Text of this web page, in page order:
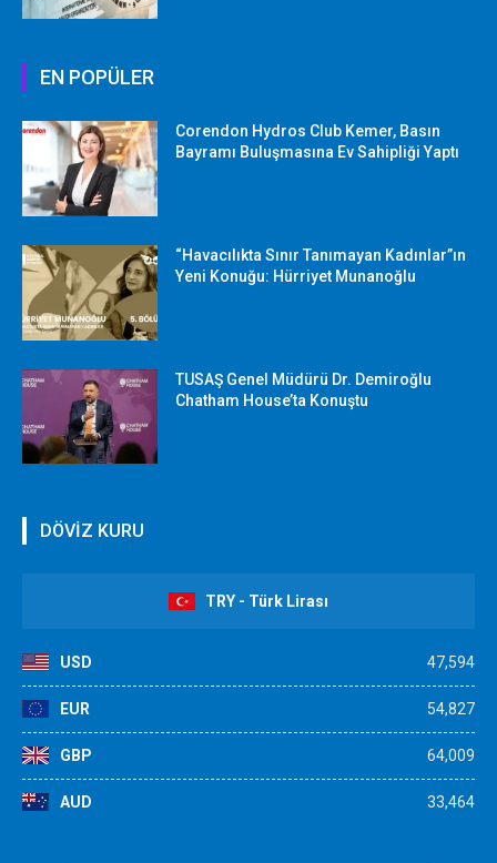
EN POPÜLER
Corendon Hydros Club Kemer, Basın
Bayramı Buluşmasına Ev Sahipliği Yaptı
“Havacılıkta Sınır Tanımayan Kadınlar”ın
Yeni Konuğu: Hürriyet Munanoğlu
TUSAŞ Genel Müdürü Dr. Demiroğlu
Chatham House’ta Konuştu
DÖVİZ KURU
TRY - Türk Lirası
USD 47,594
EUR 54,827
GBP 64,009
AUD 33,464